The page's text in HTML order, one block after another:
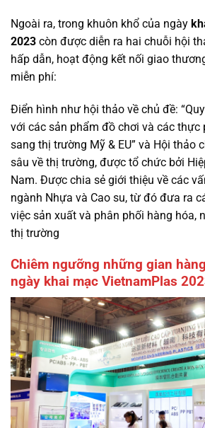
Ngoài ra, trong khuôn khổ của ngày
2023 còn được diễn ra hai chuỗi hội
hấp dẫn, hoạt động kết nối giao
miễn phí:
Điển hình như hội thảo về chủ đề:
với các sản phẩm đồ chơi và các thực
sang thị trường Mỹ & EU” và Hội thảo
sâu về thị trường, được tổ chức bởi
Nam. Được chia sẻ giới thiệu về các
ngành Nhựa và Cao su, từ đó đưa ra
việc sản xuất và phân phối hàng hóa,
thị trường
Chiêm ngưỡng những gian
ngày khai mạc VietnamPlas